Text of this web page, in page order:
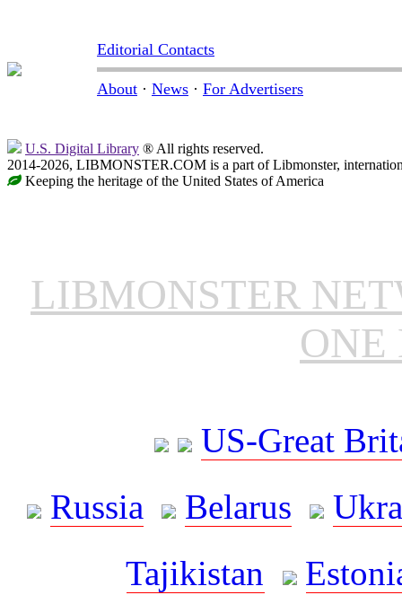
Editorial Contacts
About · News · For Advertisers
U.S. Digital Library ® All rights reserved.
2014-2026, LIBMONSTER.COM is a part of Libmonster,
Keeping the heritage of the United States of America
LIBMONSTER
ONE
US-Great
Russia
Belarus
Tajikistan